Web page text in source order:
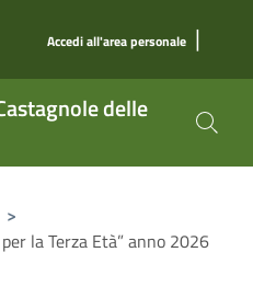
Accedi all'area personale |
delle
>
la Terza Età” anno 2026